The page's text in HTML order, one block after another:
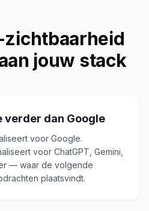
zichtbaarheid
jouw stack
verder dan Google
voor Google.
voor ChatGPT, Gemini,
— waar de volgende
plaatsvindt.